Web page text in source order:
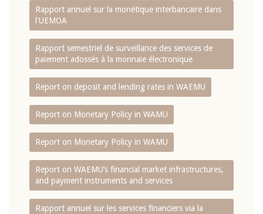
Rapport annuel sur la monétique interbancaire dans
l'UEMOA
Rapport semestriel de surveillance des services de
paiement adossés à la monnaie électronique
Report on deposit and lending rates in WAEMU
Report on Monetary Policy in WAMU
Report on Monetary Policy in WAMU
Report on WAEMU’s financial market infrastructures,
and payment instruments and services
Rapport annuel sur les services financiers via la